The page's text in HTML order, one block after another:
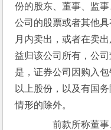
份的股东、董事、监
公司的股票或者其他
月内卖出，或者在卖
益归该公司所有，公
是，证券公司因购入
以上股份，以及有国
情形的除外。
前款所称董事